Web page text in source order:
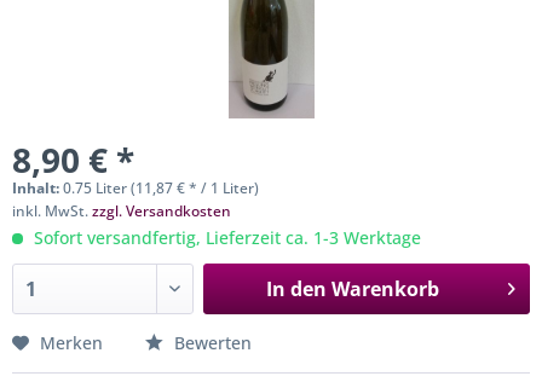
8,90 € *
Inhalt:0.75 Liter (11,87 € * / 1 Liter)
inkl. MwSt.zzgl. Versandkosten
Sofort versandfertig, Lieferzeit ca. 1-3 Werktage
In den Warenkorb
Merken Bewerten